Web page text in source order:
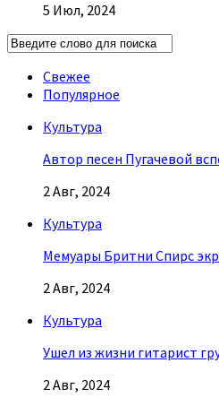
5 Июл, 2024
Свежее
Популярное
Культура
Автор песен Пугачевой
2 Авг, 2024
Культура
Мемуары Бритни Спирс
2 Авг, 2024
Культура
Ушел из жизни гитарист
2 Авг, 2024